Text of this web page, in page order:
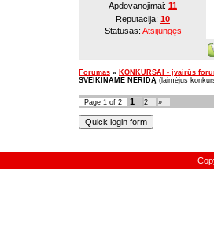
Apdovanojimai: 11
Reputacija: 10
Statusas: Atsijungęs
Forumas » KONKURSAI - įvairūs
SVEIKINAME NERIDĄ (laimėjus
Page 1 of 2 1 2 »